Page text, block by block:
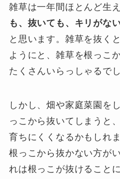
雑草は一年間ほとんど生
も、抜いても、キリがない
と思います。雑草を抜く
ようにと、雑草を根っこ
たくさんいらっしゃるでし
しかし、畑や家庭菜園を
っこから抜いてしまうと
育ちにくくなるかもしれ
根っこから抜かない方が
れは根っこが抜けること